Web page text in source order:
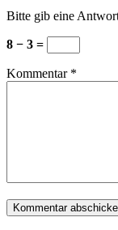
Bitte gib eine
8 − 3 =
Kommentar *